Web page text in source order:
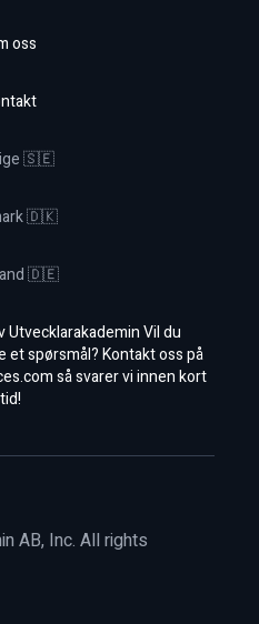
oss
🇸🇪
🇩🇰
🇩🇪
Vil du
spørsmål? Kontakt oss på
så svarer vi innen kort
tid!
AB, Inc. All rights